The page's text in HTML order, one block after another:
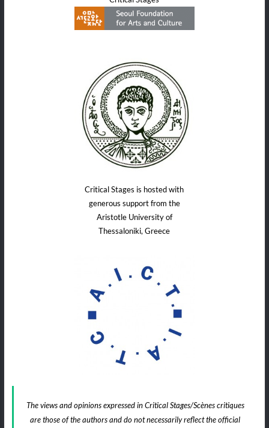
Critical Stages is hosted with
generous support from the
Aristotle University of
Thessaloniki, Greece
The views and opinions expressed in Critical Stages/Scènes critiques
are those of the authors and do not necessarily reflect the official